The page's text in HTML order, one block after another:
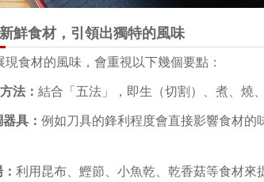
鮮食材，引領出獨特的風味
現食材的風味，會重視以下幾個要點：
法： 結合「五法」，即生（切割）、煮、燒
具 ： 例如刀具的鋒利程度會直接影響食材的
利用昆布、鰹節、小魚乾、乾香菇等食材